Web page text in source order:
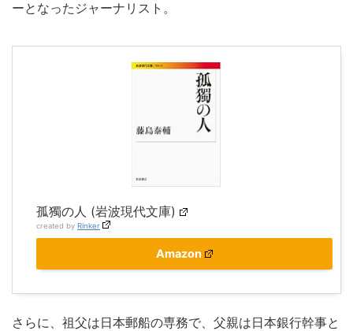
ーとなったジャーナリスト。
孤獨の人 (岩波現代文庫)
created by Rinker
Amazon
さらに、祖父は日本郵船の専務で、父親は日本銀行幹事と